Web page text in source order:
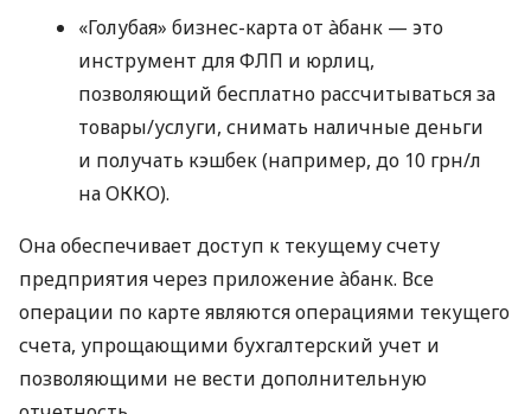
«Голубая» бизнес-карта от àбанк — это
инструмент для ФЛП и юрлиц,
позволяющий бесплатно рассчитываться за
товары/услуги, снимать наличные деньги
и получать кэшбек (например, до 10 грн/л
на ОККО).
Она обеспечивает доступ к текущему счету
предприятия через приложение àбанк. Все
операции по карте являются операциями текущего
счета, упрощающими бухгалтерский учет и
позволяющими не вести дополнительную